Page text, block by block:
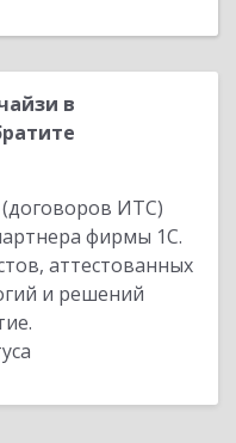
в
ИТС)
фирмы 1С.
аттестованных
и решений